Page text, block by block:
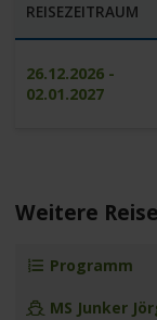
REISEZEITRAUM
26.12.2026 -
02.01.2027
Weitere
Programm
MS Junker